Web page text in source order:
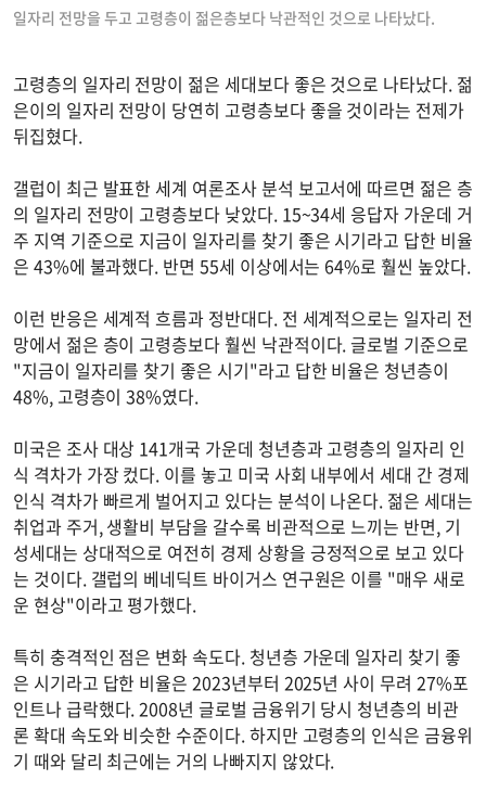
일자리 전망을 두고 고령층이 젊은층보다 낙관적인 것으로 나타났다.
고령층의 일자리 전망이 젊은 세대보다 좋은 것으로 나타났다. 젊
은이의 일자리 전망이 당연히 고령층보다 좋을 것이라는 전제가
뒤집혔다.
갤럽이 최근 발표한 세계 여론조사 분석 보고서에 따르면 젊은 층
의 일자리 전망이 고령층보다 낮았다. 15~34세 응답자 가운데 거
주 지역 기준으로 지금이 일자리를 찾기 좋은 시기라고 답한 비율
은 43%에 불과했다. 반면 55세 이상에서는 64%로 훨씬 높았다.
이런 반응은 세계적 흐름과 정반대다. 전 세계적으로는 일자리 전
망에서 젊은 층이 고령층보다 훨씬 낙관적이다. 글로벌 기준으로
"지금이 일자리를 찾기 좋은 시기"라고 답한 비율은 청년층이
48%, 고령층이 38%였다.
미국은 조사 대상 141개국 가운데 청년층과 고령층의 일자리 인
식 격차가 가장 컸다. 이를 놓고 미국 사회 내부에서 세대 간 경제
인식 격차가 빠르게 벌어지고 있다는 분석이 나온다. 젊은 세대는
취업과 주거, 생활비 부담을 갈수록 비관적으로 느끼는 반면, 기
성세대는 상대적으로 여전히 경제 상황을 긍정적으로 보고 있다
는 것이다. 갤럽의 베네딕트 바이거스 연구원은 이를 "매우 새로
운 현상"이라고 평가했다.
특히 충격적인 점은 변화 속도다. 청년층 가운데 일자리 찾기 좋
은 시기라고 답한 비율은 2023년부터 2025년 사이 무려 27%포
인트나 급락했다. 2008년 글로벌 금융위기 당시 청년층의 비관
론 확대 속도와 비슷한 수준이다. 하지만 고령층의 인식은 금융위
기 때와 달리 최근에는 거의 나빠지지 않았다.